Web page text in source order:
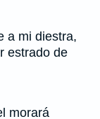
a mi diestra,
estrado de
morará